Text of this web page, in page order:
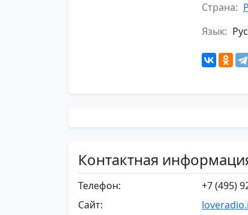
Страна:
Язык:
Контактная
Телефон:
+7 (495)
Сайт: